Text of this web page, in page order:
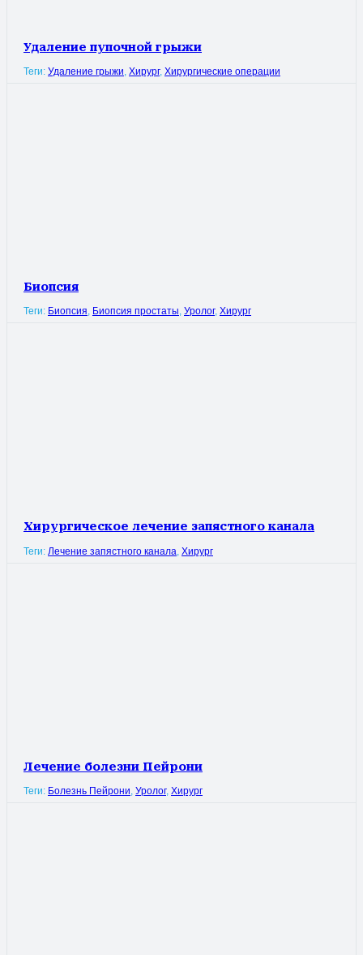
Удаление пупочной грыжи
Теги: Удаление грыжи, Хирург, Хирургические операции
Биопсия
Теги: Биопсия, Биопсия простаты, Уролог, Хирург
Хирургическое лечение запястного канала
Теги: Лечение запястного канала, Хирург
Лечение болезни Пейрони
Теги: Болезнь Пейрони, Уролог, Хирург